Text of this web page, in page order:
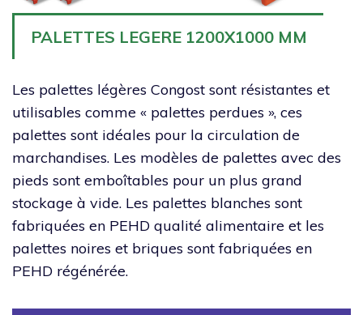
PALETTES LEGERE 1200X1000 MM
Les palettes légères Congost sont résistantes et
utilisables comme « palettes perdues », ces
palettes sont idéales pour la circulation de
marchandises. Les modèles de palettes avec des
pieds sont emboîtables pour un plus grand
stockage à vide. Les palettes blanches sont
fabriquées en PEHD qualité alimentaire et les
palettes noires et briques sont fabriquées en
PEHD régénérée.